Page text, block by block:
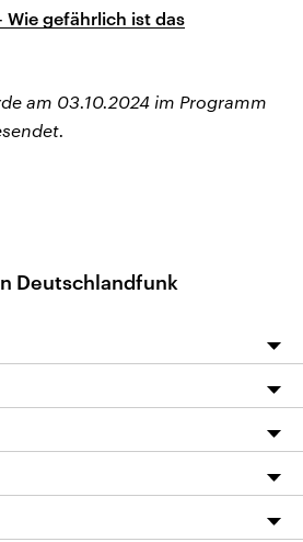
Wie gefährlich ist das
am 03.10.2024 im Programm
Deutschlandfunk
auf dlf.de
App